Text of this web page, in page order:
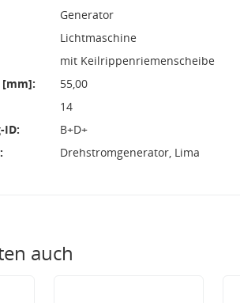
Generator
Lichtmaschine
mit Keilrippenriemenscheibe
[mm]:
55,00
14
ID:
B+D+
Drehstromgenerator, Lima
auch